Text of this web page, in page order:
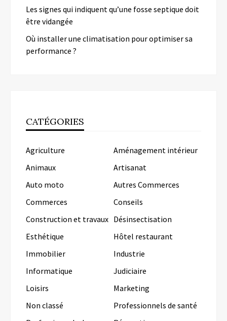
Les signes qui indiquent qu’une fosse septique doit
être vidangée
Où installer une climatisation pour optimiser sa
performance ?
CATÉGORIES
Agriculture
Aménagement intérieur
Animaux
Artisanat
Auto moto
Autres Commerces
Commerces
Conseils
Construction et travaux Désinsectisation
Esthétique
Hôtel restaurant
Immobilier
Industrie
Informatique
Judiciaire
Loisirs
Marketing
Non classé
Professionnels de santé